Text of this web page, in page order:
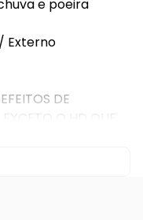
e poeira
/ Externo
DE
O HD QUE